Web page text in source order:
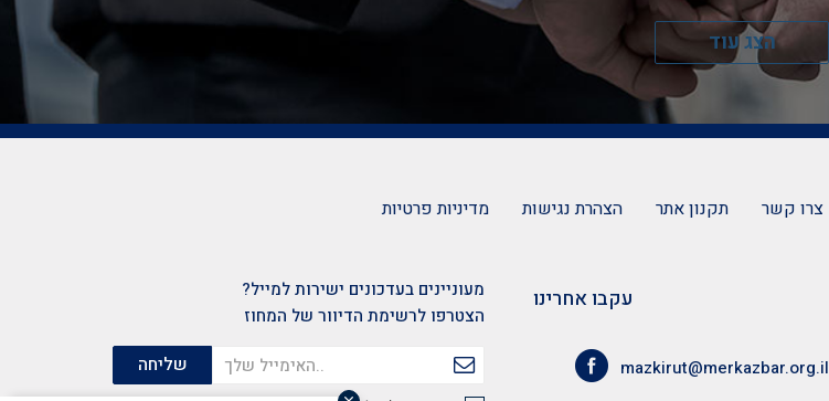
הצג עוד
צרו קשר תקנון אתר הצהרת נגישות מדיניות פרטיות
mazkirut@merkazbar.org.il
עקבו אחרינו
מעוניינים בעדכונים ישירות למייל?
הצטרפו לרשימת הדיוור של המחוז